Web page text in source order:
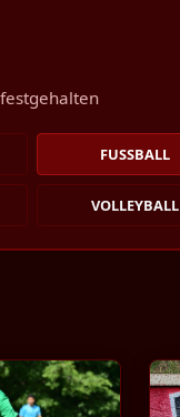
FUSSBALL
VOLLEYBALL